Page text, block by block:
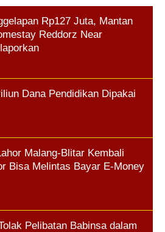
Rp127 Juta, Mantan
Reddorz Near
Dana Pendidikan Dipakai
Malang-Blitar Kembali
Bisa Melintas Bayar E-Money
Pelibatan Babinsa dalam